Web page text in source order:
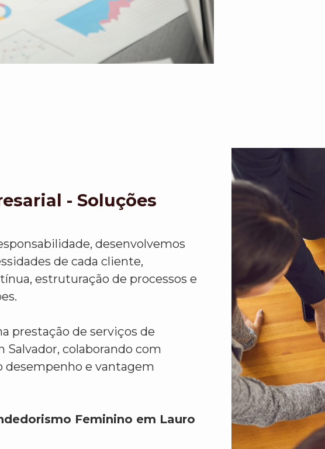
- Soluções
desenvolvemos
de cada cliente,
estruturação de processos e
prestação de serviços de
colaborando com
desempenho e vantagem
Feminino em Lauro